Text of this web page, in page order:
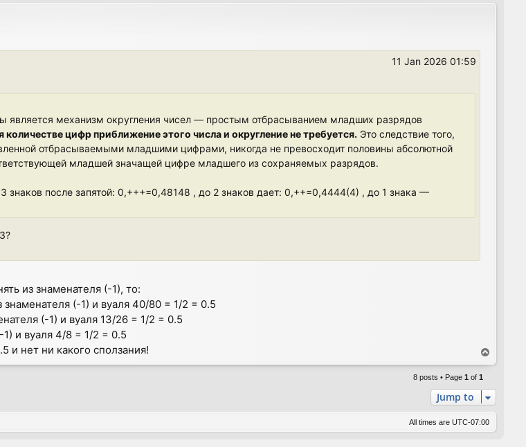
p
11 Jan 2026 01:59
является механизм округления чисел — простым отбрасыванием младших разрядов
цифр приближение этого числа и округление не требуется. Это следствие того,
отбрасываемыми младшими цифрами, никогда не превосходит половины абсолютной
младшей значащей цифре младшего из сохраняемых разрядов.
после запятой: 0,+++=0,48148 , до 2 знаков дает: 0,++=0,4444(4) , до 1 знака —
из знаменателя (-1), то:
(-1) и вуаля 40/80 = 1/2 = 0.5
(-1) и вуаля 13/26 = 1/2 = 0.5
и вуаля 4/8 = 1/2 = 0.5
и нет ни какого сползания!
o
8 posts • Page 1 of 1
Jump to
All times are UTC-07:00